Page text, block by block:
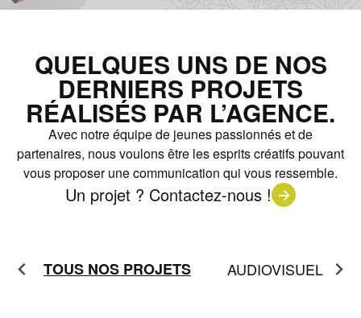
QUELQUES UNS DE NOS
DERNIERS PROJETS
RÉALISÉS PAR L’AGENCE.
Avec notre équipe de jeunes passionnés et de
partenaires, nous voulons être les esprits créatifs pouvant
vous proposer une communication qui vous ressemble.
Un projet ? Contactez-nous !
TOUS NOS PROJETS AUDIOVISUEL